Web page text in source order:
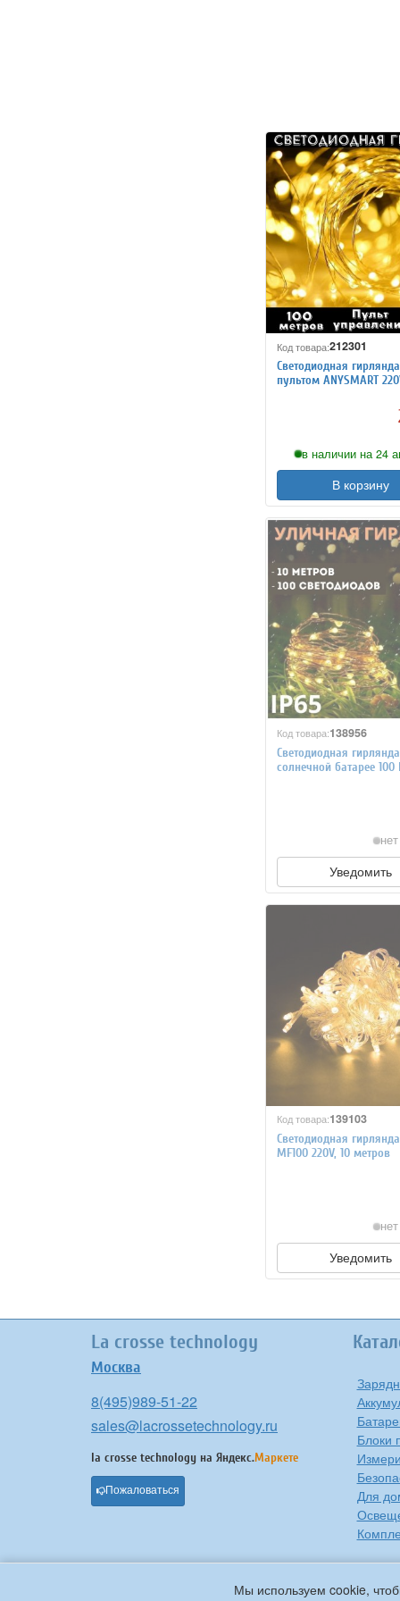
Мы используем cookie,
Код товара:212301
Светодиодная
пультом ANYSMART
в наличии на 24
В корзину
Код товара:138956
Светодиодная
солнечной батарее 100
Уведомить
Код товара:139103
Светодиодная
MF100 220V, 10 метров
Уведомить
La crosse technology
Москва
8(495)989-51-22
sales@lacrossetechnology.ru
la crosse technology на Яндекс.Маркете
Пожаловаться
Блоки
Для